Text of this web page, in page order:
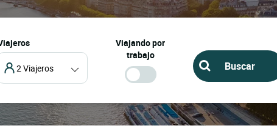
2 Viajeros
Viajando por
trabajo